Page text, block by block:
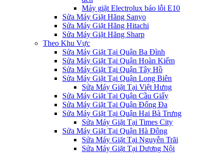
Máy giặt Electrolux báo lỗi E10
Sửa Máy Giặt Hãng Sanyo
Sửa Máy Giặt Hãng Hitachi
Sửa Máy Giặt Hãng Sharp
Theo Khu Vực
Sửa Máy Giặt Tại Quận Ba Đình
Sửa Máy Giặt Tại Quận Hoàn Kiếm
Sửa Máy Giặt Tại Quận Tây Hồ
Sửa Máy Giặt Tại Quận Long Biên
Sửa Máy Giặt Tại Việt Hưng
Sửa Máy Giặt Tại Quận Cầu Giấy
Sửa Máy Giặt Tại Quận Đống Đa
Sửa Máy Giặt Tại Quận Hai Bà Trưng
Sửa Máy Giặt Tại Times City
Sửa Máy Giặt Tại Quận Hà Đông
Sửa Máy Giặt Tại Nguyễn Trãi
Sửa Máy Giặt Tại Dương Nội